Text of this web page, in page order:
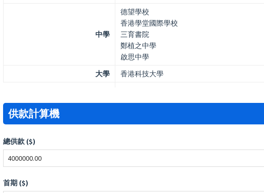
中學
德望學校
香港學堂國際學校
三育書院
鄭植之中學
啟思中學
大學
香港科技大學
供款計算機
總供款 ($)
首期 ($)